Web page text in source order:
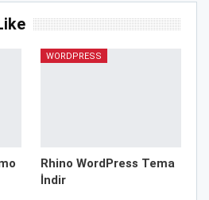
WORDPRESS
Rhino WordPress Tema
İndir